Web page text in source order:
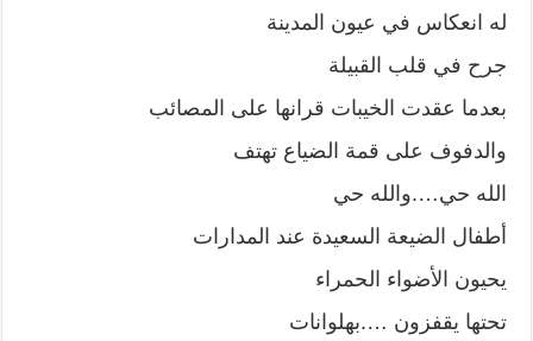
له انعكاس في عيون المدينة
جرح في قلب القبيلة
بعدما عقدت الخيبات قرانها على المصائب
والدفوف على قمة الضياع تهتف
الله حي….والله حي
أطفال الضيعة السعيدة عند المدارات
يحيون الأضواء الحمراء
تحتها يقفزون ….بهلوانات